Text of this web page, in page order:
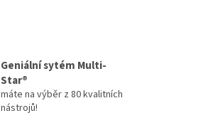
Geniální sytém Multi-
Star®
máte na výběr z 80 kvalitních
nástrojů!